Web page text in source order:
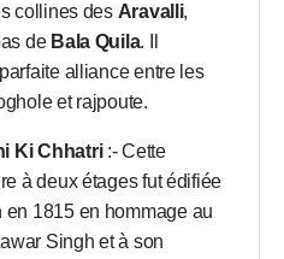
collines des Aravalli,
de Bala Quila. Il
alliance entre les
et rajpoute.
Ki Chhatri:- Cette
à deux étages fut édifiée
en 1815 en hommage au
Singh et à son